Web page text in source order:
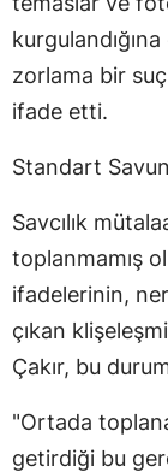
zorlama bir
ifade etti.
Standart
Savcılık
toplanmamış
ifadelerinin,
çıkan
Çakır, bu
"Ortada
getirdiği bu